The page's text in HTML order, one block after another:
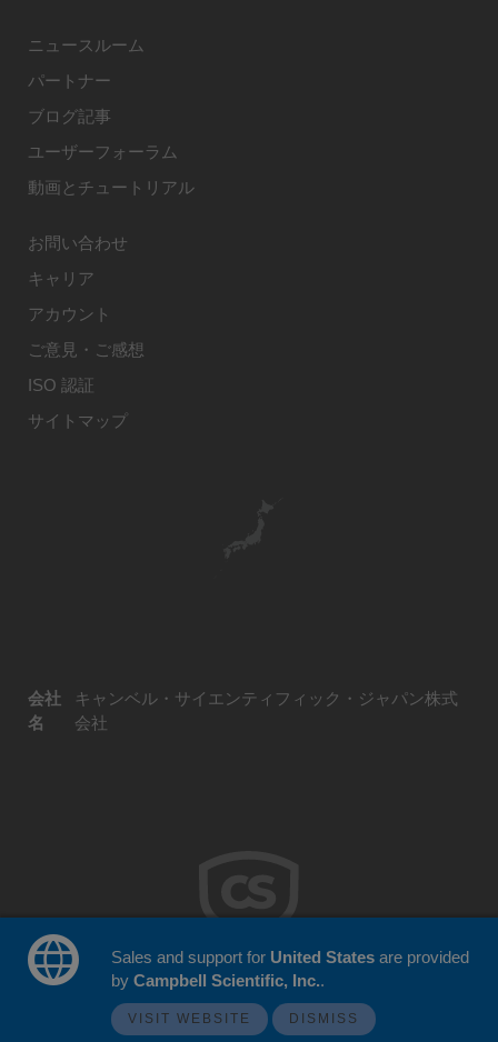
ニュースルーム
パートナー
ブログ記事
ユーザーフォーラム
動画とチュートリアル
お問い合わせ
キャリア
アカウント
ご意見・ご感想
ISO 認証
サイトマップ
会社
名
キャンベル・サイエンティフィック・ジャパン株式
会社
ウェブサイトフィードバック
© 2026 Campbell Scientific Japan
Sales and support for United Statesare provided
by Campbell Scientific, Inc..
VISIT WEBSITE DISMISS